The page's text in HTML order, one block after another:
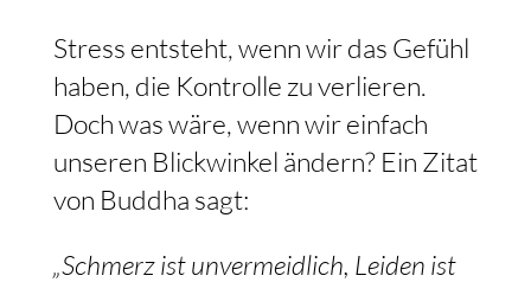
Stress entsteht, wenn wir das Gefühl
haben, die Kontrolle zu verlieren.
Doch was wäre, wenn wir einfach
unseren Blickwinkel ändern? Ein Zitat
von Buddha sagt:
„Schmerz ist unvermeidlich, Leiden ist